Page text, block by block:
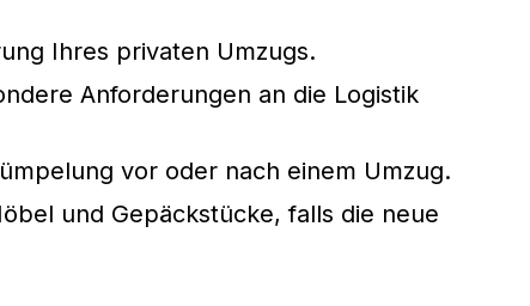
Ihres privaten Umzugs.
Anforderungen an die Logistik
vor oder nach einem Umzug.
und Gepäckstücke, falls die neue